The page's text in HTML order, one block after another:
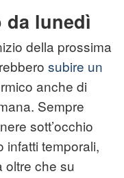
da lunedì
della prossima
subire un
anche di
Sempre
sott’occhio
infatti temporali,
oltre che su